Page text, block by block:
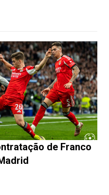
de Franco